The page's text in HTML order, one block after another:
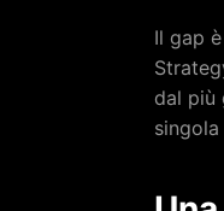
Il gap
dal più